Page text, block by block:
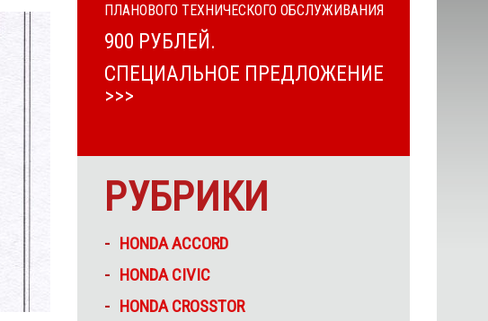
ПЛАНОВОГО ТЕХНИЧЕСКОГО ОБСЛУЖИВАНИЯ
900 РУБЛЕЙ.
СПЕЦИАЛЬНОЕ ПРЕДЛОЖЕНИЕ
>>>
РУБРИКИ
HONDA ACCORD
HONDA CIVIC
HONDA CROSSTOR